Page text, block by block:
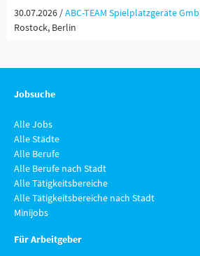
30.07.2026 /ABC-TEAM Spielplatzgeräte
Rostock, Berlin
Jobsuche
Alle Jobs
Alle Städte
Alle Berufe
Alle Berufe nach Stadt
Alle Tätigkeitsbereiche
Alle Tätigkeitsbereiche nach Stadt
Minijobs
Für Arbeitgeber